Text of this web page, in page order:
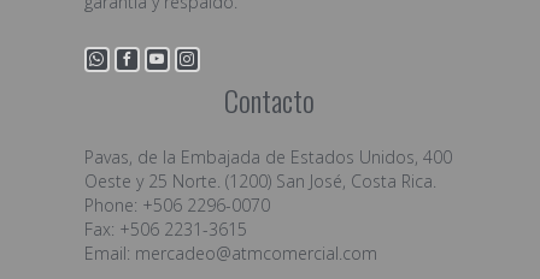
Contacto
Pavas, de la Embajada de Estados Unidos, 400
Oeste y 25 Norte. (1200) San José, Costa Rica.
Phone: +506 2296-0070
Fax: +506 2231-3615
Email: mercadeo@atmcomercial.com